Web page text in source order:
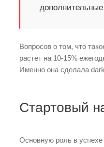
Вопросов о том, что
растет на 10-15%
Именно она сделала
Стартовый
Основную роль в успехе